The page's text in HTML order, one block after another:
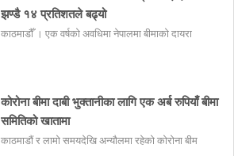
झण्डै १४ प्रतिशतले बढ्यो
काठमाडौँ । एक वर्षको अवधिमा नेपालमा बीमाको दायरा
कोरोना बीमा दाबी भुक्तानीका लागि एक अर्ब रुपियाँ बीमा
समितिको खातामा
काठमाडौं र लामो समयदेखि अन्यौलमा रहेको कोरोना बीम